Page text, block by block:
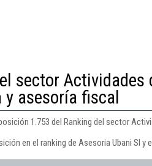
sector
asesoría fiscal
1.753 del Ranking del sector
en el ranking de Asesoria Ubani Sl y